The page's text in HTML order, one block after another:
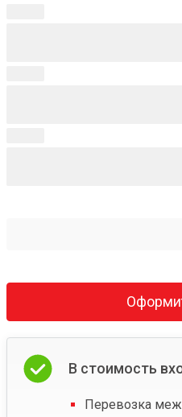
В стоимость
Перевозка